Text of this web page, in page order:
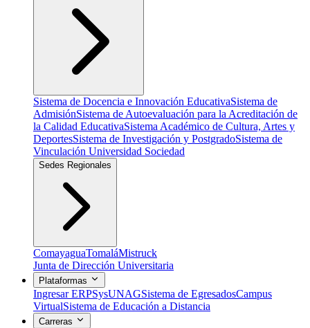
Sistema de Docencia e Innovación EducativaSistema de
AdmisiónSistema de Autoevaluación para la Acreditación de
la Calidad EducativaSistema Académico de Cultura, Artes y
DeportesSistema de Investigación y PostgradoSistema de
Vinculación Universidad Sociedad
Sedes Regionales
ComayaguaTomaláMistruck
Junta de Dirección Universitaria
Plataformas
Ingresar ERPSysUNAGSistema de EgresadosCampus
VirtualSistema de Educación a Distancia
Carreras